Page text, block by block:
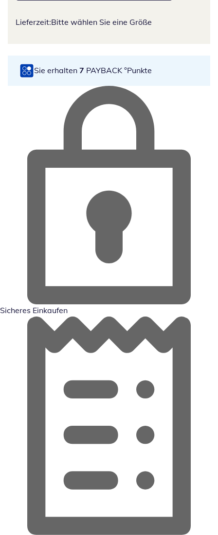
Lieferzeit:Bitte wählen Sie eine Größe
Sie erhalten 7 PAYBACK °Punkte
Sicheres Einkaufen